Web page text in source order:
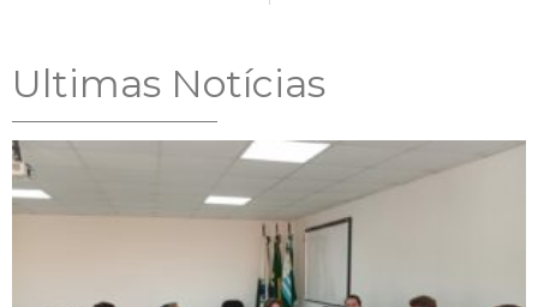
Ultimas Notícias